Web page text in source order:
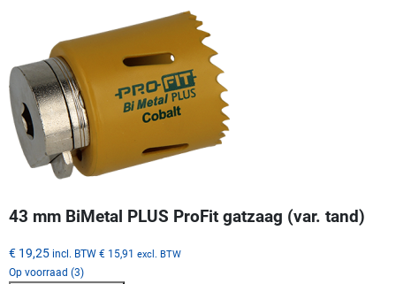
43 mm BiMetal PLUS ProFit gatzaag (var. tand)
€ 19,25 incl. BTW € 15,91 excl. BTW
Op voorraad (3)